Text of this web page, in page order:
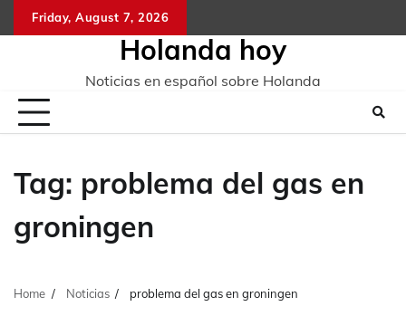
to
Friday, August 7, 2026
Holanda hoy
Noticias en español sobre Holanda
Tag: problema del gas en
groningen
Home Noticias problema del gas en groningen